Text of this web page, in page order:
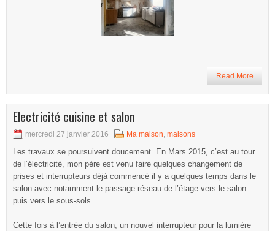
Read More
Electricité cuisine et salon
mercredi 27 janvier 2016 Ma maison, maisons
Les travaux se poursuivent doucement. En Mars 2015, c’est au tour
de l’électricité, mon père est venu faire quelques changement de
prises et interrupteurs déjà commencé il y a quelques temps dans le
salon avec notamment le passage réseau de l’étage vers le salon
puis vers le sous-sols.
Cette fois à l’entrée du salon, un nouvel interrupteur pour la lumière